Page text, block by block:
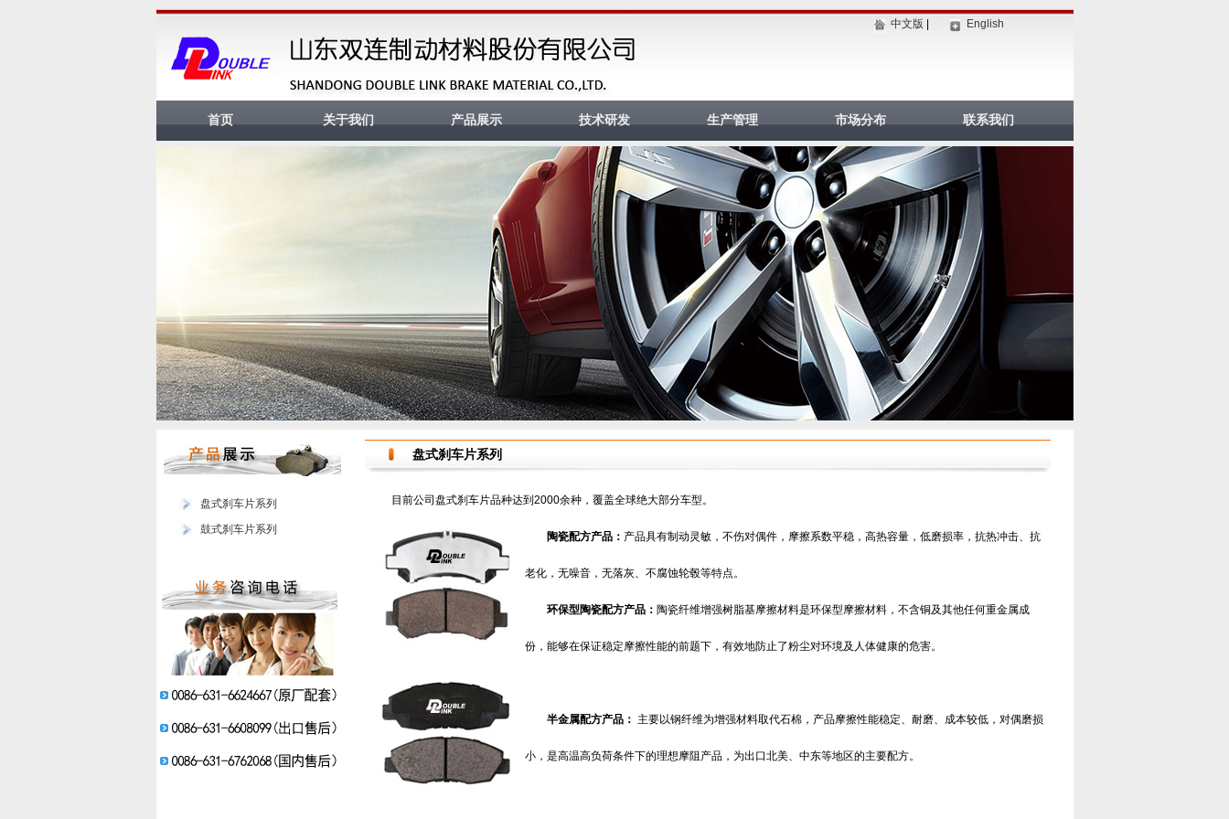
中文版 English
首页 关于我们 产品展示 技术研发 生产管理 市场分布 联系我们
盘式刹车片系列
鼓式刹车片系列
盘式刹车片系列
目前公司盘式刹车片品种达到2000余种，覆盖全球绝大部分车型。
陶瓷配方产品： 产品具有制动灵敏，不伤对偶件，摩擦系数平稳，高热容量，低磨损率，抗热冲击、抗
老化，无噪音，无落灰、不腐蚀轮毂等特点。
环保型陶瓷配方产品： 陶瓷纤维增强树脂基摩擦材料是环保型摩擦材料，不含铜及其他任何重金属成
份，能够在保证稳定摩擦性能的前题下，有效地防止了粉尘对环境及人体健康的危害。
半金属配方产品： 主要以钢纤维为增强材料取代石棉，产品摩擦性能稳定、耐磨、成本较低，对偶磨损
小，是高温高负荷条件下的理想摩阻产品，为出口北美、中东等地区的主要配方。